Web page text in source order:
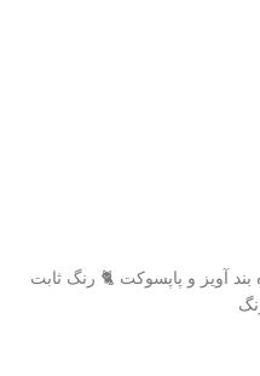
آویز و پاپسوکت 🐈 رنگ ثابت